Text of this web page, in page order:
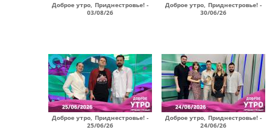
Доброе утро, Приднестровье! -
03/08/26
Доброе утро, Приднестровье! -
30/06/26
Доброе утро, Приднестровье! -
25/06/26
Доброе утро, Приднестровье! -
24/06/26